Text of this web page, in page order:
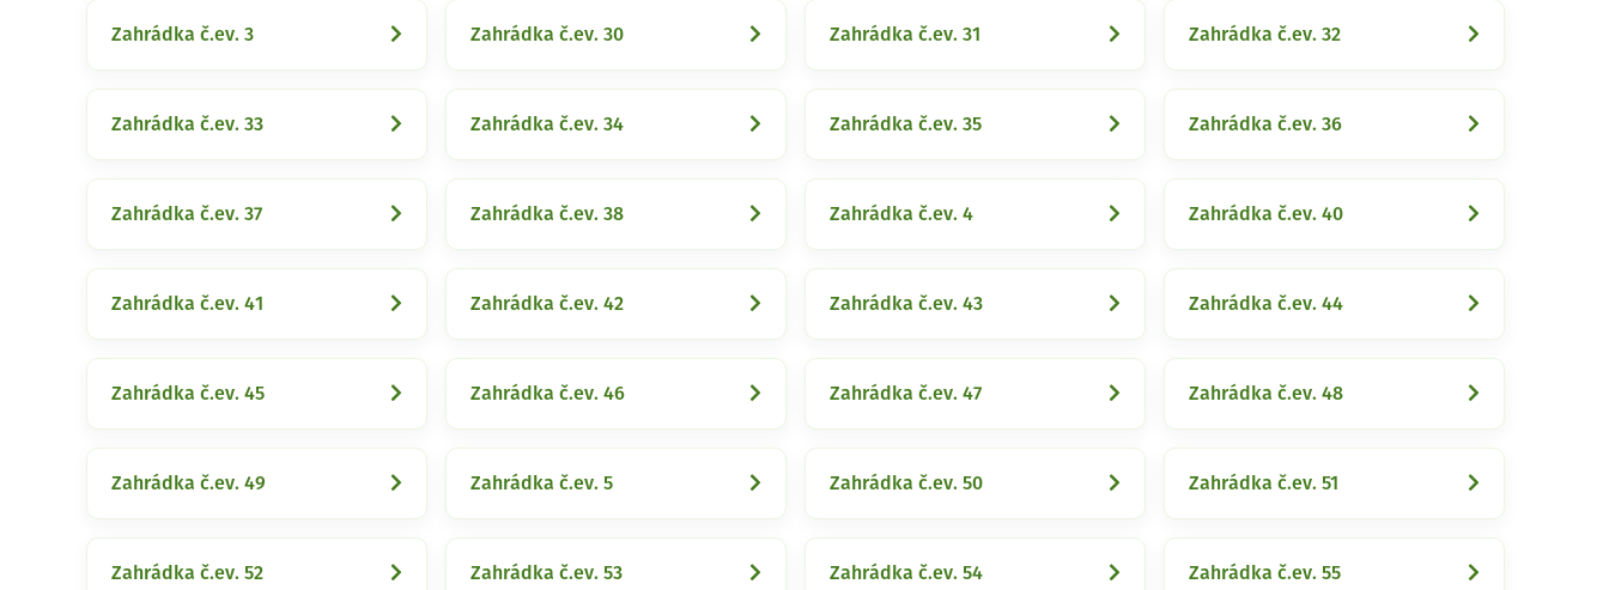
Zahrádka č.ev. 3 Zahrádka č.ev. 30 Zahrádka č.ev. 31 Zahrádka č.ev. 32
Zahrádka č.ev. 33 Zahrádka č.ev. 34 Zahrádka č.ev. 35 Zahrádka č.ev. 36
Zahrádka č.ev. 37 Zahrádka č.ev. 38 Zahrádka č.ev. 4 Zahrádka č.ev. 40
Zahrádka č.ev. 41 Zahrádka č.ev. 42 Zahrádka č.ev. 43 Zahrádka č.ev. 44
Zahrádka č.ev. 45 Zahrádka č.ev. 46 Zahrádka č.ev. 47 Zahrádka č.ev. 48
Zahrádka č.ev. 49 Zahrádka č.ev. 5 Zahrádka č.ev. 50 Zahrádka č.ev. 51
Zahrádka č.ev. 52 Zahrádka č.ev. 53 Zahrádka č.ev. 54 Zahrádka č.ev. 55